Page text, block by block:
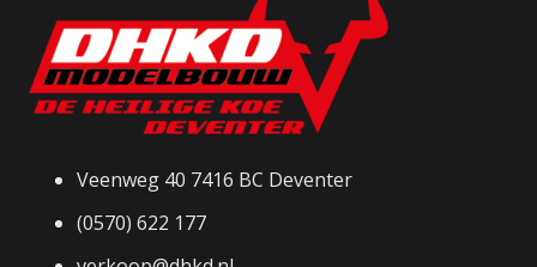
Veenweg 40 7416 BC Deventer
(0570) 622 177